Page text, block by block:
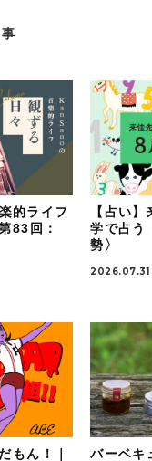
的ライフ
83回：
【占い
学で占う
勢〉
2026.07.31
もん！｜
バーベキ